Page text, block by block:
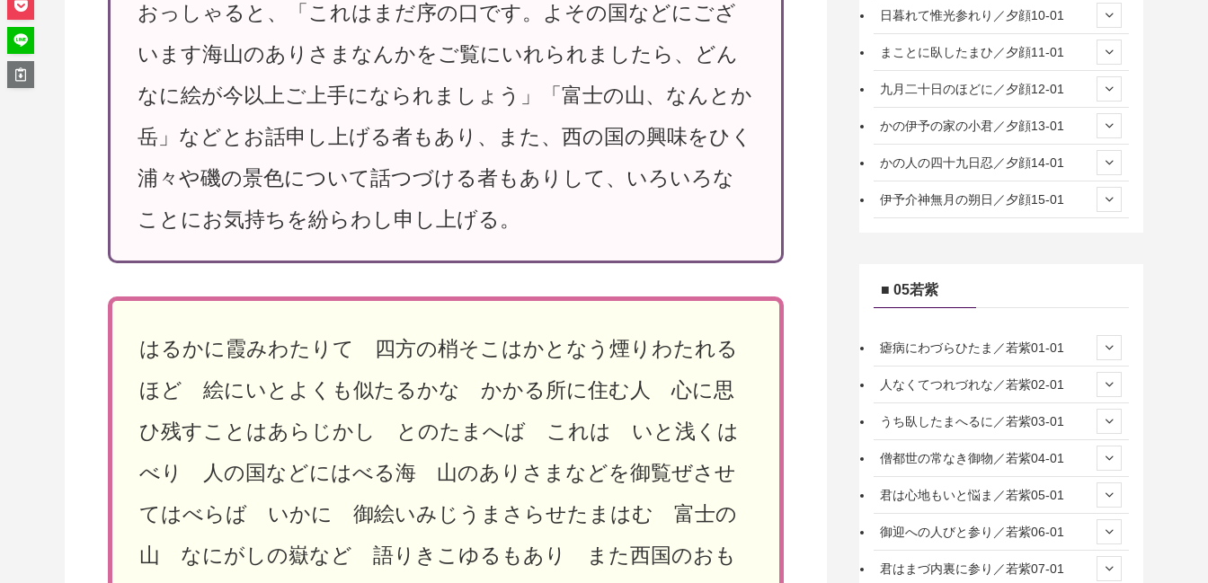
おっしゃると、「これはまだ序の口です。よその国などにござ
います海山のありさまなんかをご覧にいれられましたら、どん
なに絵が今以上ご上手になられましょう」「富士の山、なんとか
岳」などとお話申し上げる者もあり、また、西の国の興味をひく
浦々や磯の景色について話つづける者もありして、いろいろな
ことにお気持ちを紛らわし申し上げる。
はるかに霞みわたりて 四方の梢そこはかとなう煙りわたれる
ほど 絵にいとよくも似たるかな かかる所に住む人 心に思
ひ残すことはあらじかし とのたまへば これは いと浅くは
べり 人の国などにはべる海 山のありさまなどを御覧ぜさせ
てはべらば いかに 御絵いみじうまさらせたまはむ 富士の
山 なにがしの嶽など 語りきこゆるもあり また西国のおも
日暮れて惟光参れり／夕顔10-01
まことに臥したまひ／夕顔11-01
九月二十日のほどに／夕顔12-01
かの伊予の家の小君／夕顔13-01
かの人の四十九日忍／夕顔14-01
伊予介神無月の朔日／夕顔15-01
■ 05若紫
瘧病にわづらひたま／若紫01-01
人なくてつれづれな／若紫02-01
うち臥したまへるに／若紫03-01
僧都世の常なき御物／若紫04-01
君は心地もいと悩ま／若紫05-01
御迎への人びと参り／若紫06-01
君はまづ内裏に参り／若紫07-01